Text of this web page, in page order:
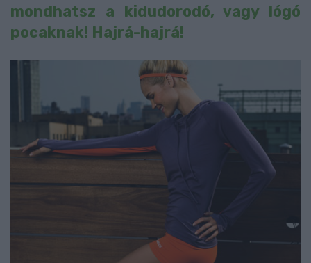
mondhatsz a kidudorodó, vagy lógó
pocaknak! Hajrá-hajrá!